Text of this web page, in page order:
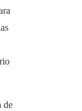
de